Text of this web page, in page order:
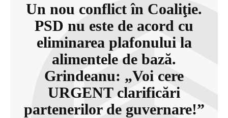
Un nou conflict în Coaliţie.
PSD nu este de acord cu
eliminarea plafonului la
alimentele de bază.
Grindeanu: „Voi cere
URGENT clarificări
partenerilor de guvernare!”